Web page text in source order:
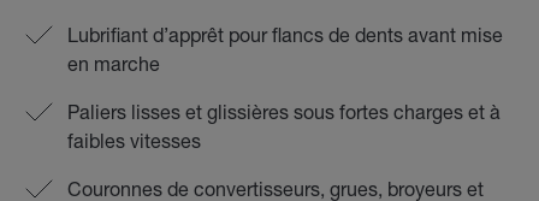
Lubrifiant d’apprêt pour flancs de dents avant mise
en marche
Paliers lisses et glissières sous fortes charges et à
faibles vitesses
Couronnes de convertisseurs, grues, broyeurs et